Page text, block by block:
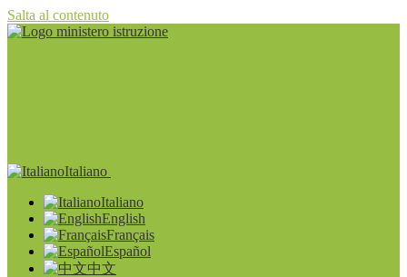
Salta al contenuto
Italiano
Italiano
English
Français
Español
中文